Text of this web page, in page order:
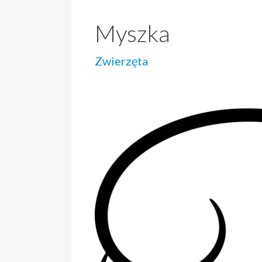
Myszka
Zwierzęta